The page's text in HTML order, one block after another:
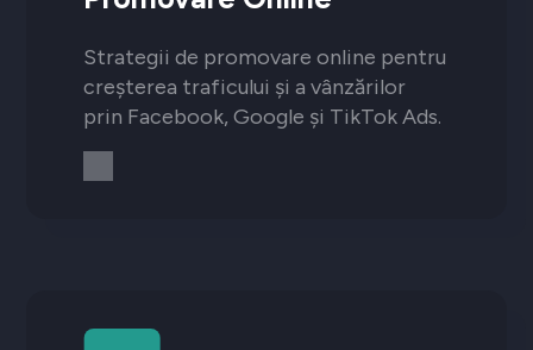
Strategii de promovare online pentru
creșterea traficului și a vânzărilor
prin Facebook, Google și TikTok Ads.